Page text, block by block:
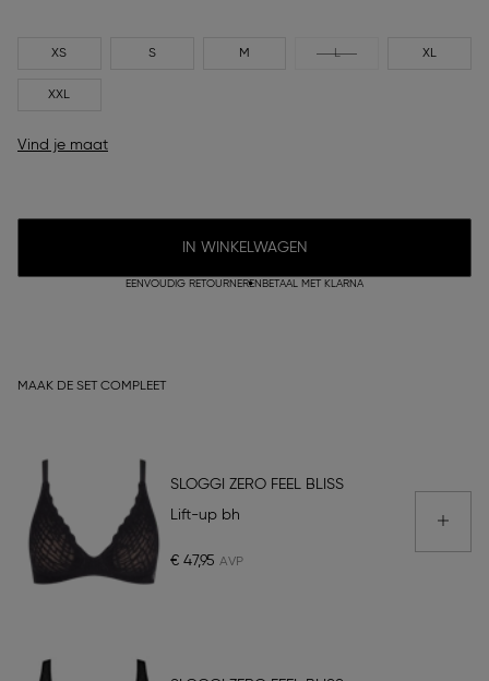
XS S M L XL
XXL
Vind je maat
IN WINKELWAGEN
EENVOUDIG RETOURNEREN BETAAL MET KLARNA
MAAK DE SET COMPLEET
SLOGGI ZERO FEEL BLISS
Lift-up bh
€ 47,95